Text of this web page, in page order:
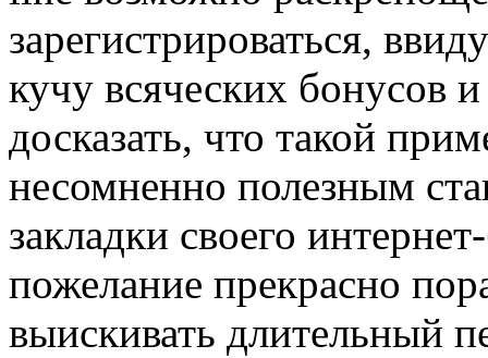
зарегистрироваться,
кучу всяческих бонусов
досказать, что такой
несомненно полезным
закладки своего
пожелание прекрасно
выискивать длительный